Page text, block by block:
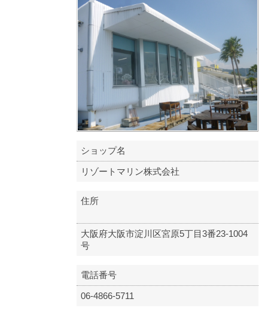
ショップ名
リゾートマリン株式会社
住所
大阪府大阪市淀川区宮原5丁目3番23-1004
号
電話番号
06-4866-5711